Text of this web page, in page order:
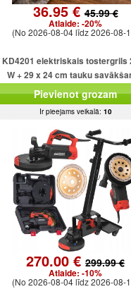
36.95 €45.99 €
Atlaide: -20%
(No 2026-08-04 līdz 2026-08-
KD4201 elektriskais tostergrils
W + 29 x 24 cm tauku
paplāte
Pievienot grozam
Ir pieejams veikalā: 10
270.00 € 299.99 €
Atlaide: -10%
(No 2026-08-04 līdz 2026-08-